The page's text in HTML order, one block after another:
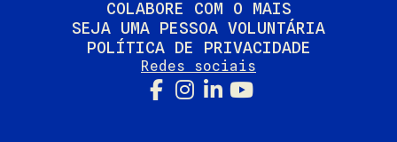
COLABORE COM O MAIS
SEJA UMA PESSOA VOLUNTÁRIA
POLÍTICA DE PRIVACIDADE
Redes sociais